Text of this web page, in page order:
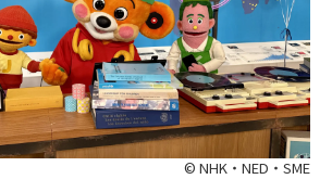
© NHK・NED・SME